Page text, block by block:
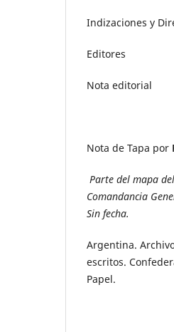
Indizaciones y
Editores
Nota editorial
Nota de Tapa por
Parte del mapa
Comandancia
Sin fecha.
Argentina.
escritos.
Papel.